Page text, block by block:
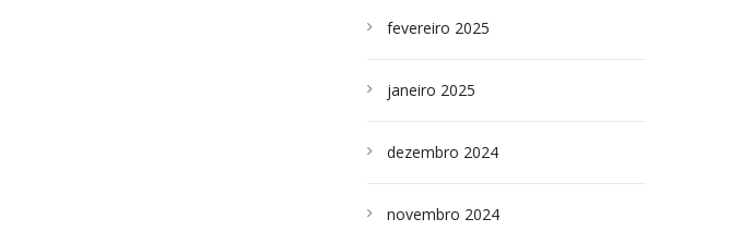
fevereiro 2025
janeiro 2025
dezembro 2024
novembro 2024